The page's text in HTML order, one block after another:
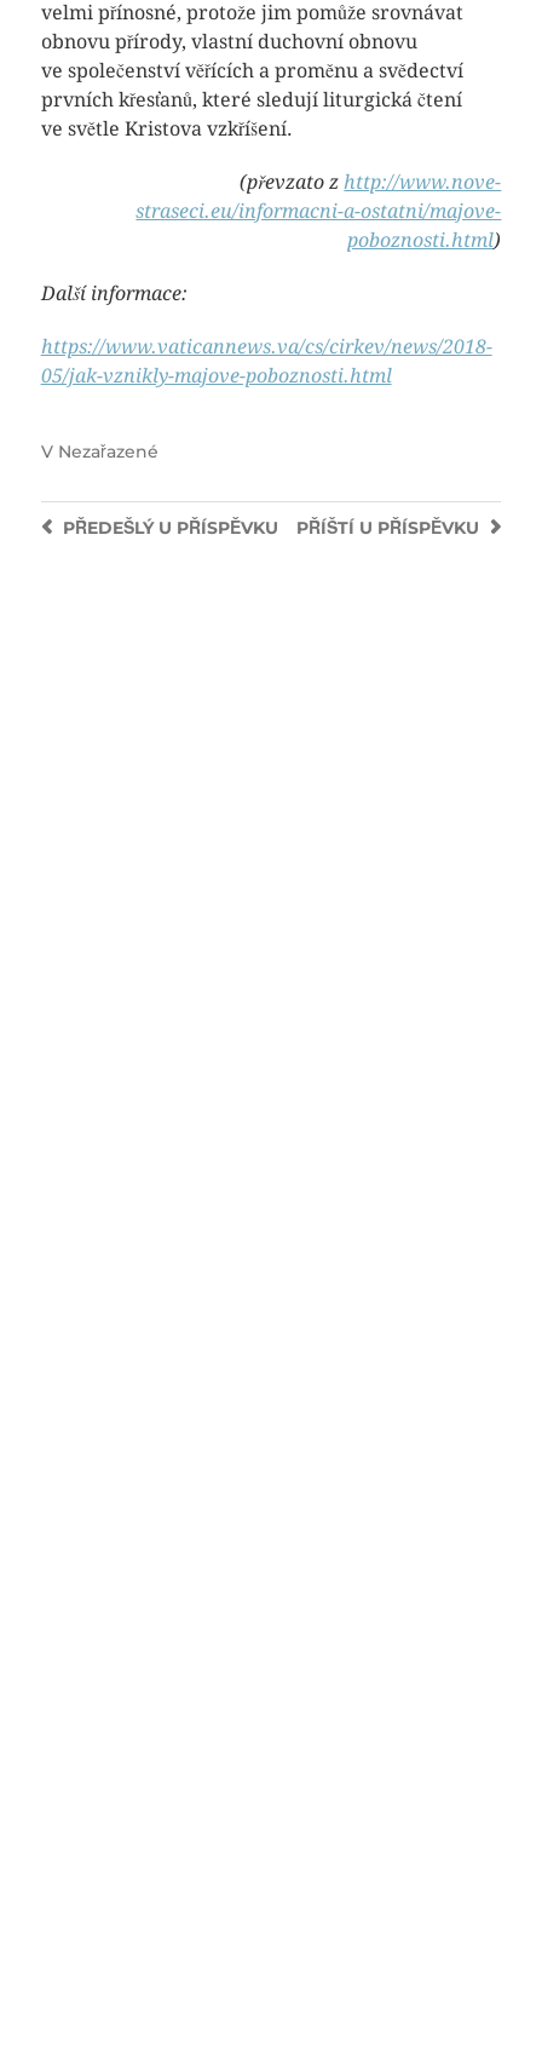
velmi přínosné, protože jim pomůže srovnávat
obnovu přírody, vlastní duchovní obnovu
ve společenství věřících a proměnu a svědectví
prvních křesťanů, které sledují liturgická čtení
ve světle Kristova vzkříšení.
(převzato zhttp://www.nove-
straseci.eu/informacni-a-ostatni/majove-
poboznosti.html)
Další informace:
https://www.vaticannews.va/cs/cirkev/news/2018-
05/jak-vznikly-majove-poboznosti.html
V Nezařazené
PŘÍŠTÍ U PŘÍSPĚVKU
PŘEDEŠLÝU PŘÍSPĚVKU